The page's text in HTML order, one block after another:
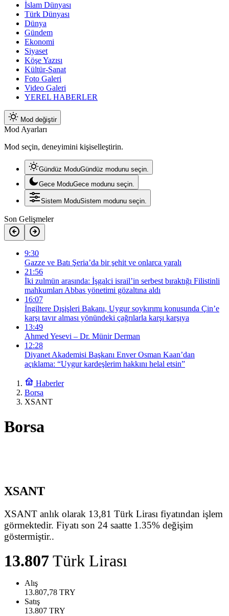
İslam Dünyası
Türk Dünyası
Dünya
Gündem
Ekonomi
Siyaset
Köşe Yazısı
Kültür-Sanat
Foto Galeri
Video Galeri
YEREL HABERLER
Mod değiştir
Mod Ayarları
Mod seçin, deneyimini kişiselleştirin.
Gündüz ModuGündüz modunu seçin.
Gece ModuGece modunu seçin.
Sistem ModuSistem modunu seçin.
Son Gelişmeler
9:30
Gazze ve Batı Şeria’da bir şehit ve onlarca yaralı
21:56
İki zulmün arasında: İşgalci israil’in serbest bıraktığı Filistinli
mahkumları Abbas yönetimi gözaltına aldı
16:07
İngiltere Dışişleri Bakanı, Uygur soykırımı konusunda Çin’e
karşı tavır alması yönündeki çağrılarla karşı karşıya
13:49
Ahmed Yesevi – Dr. Münir Derman
12:28
Diyanet Akademisi Başkanı Enver Osman Kaan’dan
açıklama: “Uygur kardeşlerim hakkını helal etsin”
Haberler
Borsa
XSANT
Borsa
XSANT
XSANT anlık olarak 13,81 Türk Lirası fiyatından işlem
görmektedir. Fiyatı son 24 saatte 1.35% değişim
göstermiştir..
13.807Türk Lirası
Alış
13.807,78 TRY
Satış
13.807 TRY